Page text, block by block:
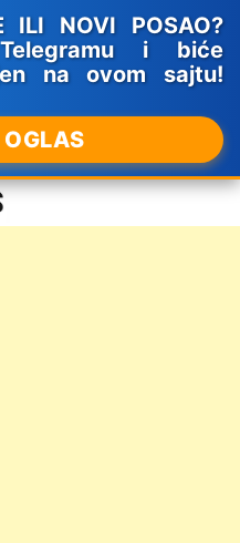
ILI NOVI POSAO?
i biće
na ovom sajtu!